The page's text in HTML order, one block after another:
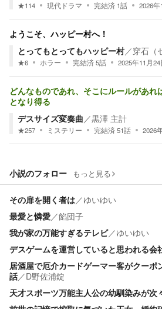
★114 現代ドラマ 完結済 1話 2026年
ようこそ、ハッピー村へ！
とってもとってもハッピー村／穿石（
★6 ホラー 完結済5話 2025年11月24
どんなものであれ、そこにルールがあれ
となり得る
デスサイズ変奏曲／黒澤 主計
★257 ミステリー 完結済51話 2026
小説のフォロー もっと見る
その扉を開く者は／ゆいゆい
最愛と憐愛／餡団子
我が家の万能すぎるテレビ／ゆいゆい
デスゲームを運営していると思われる会
居酒屋で厄介カードゲーマー客がクーポ
話／D野佐浦錠
天才スポーツ万能主人公の幼馴染みが次